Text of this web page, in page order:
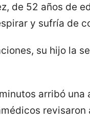
de 52 años de
y sufría de
su hijo la
arribó